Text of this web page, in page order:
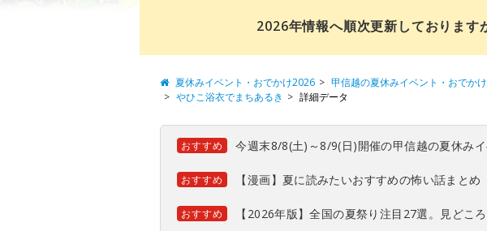
2026年情報へ順次更新しております
夏休みイベント・おでかけ2026 甲信越の夏休みイベント・おでか
やひこ浴衣でまちあるき
詳細データ
おすすめ 今週末8/8(土)～8/9(日)開催の甲信越の夏休み
おすすめ 【漫画】夏に読みたいおすすめの怖い話まとめ
おすすめ 【2026年版】全国の夏祭り注目27選。見どこ